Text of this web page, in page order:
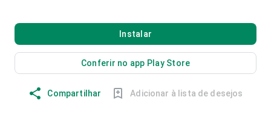
Instalar
Conferir no app Play Store
Compartilhar Adicionar à lista de desejos